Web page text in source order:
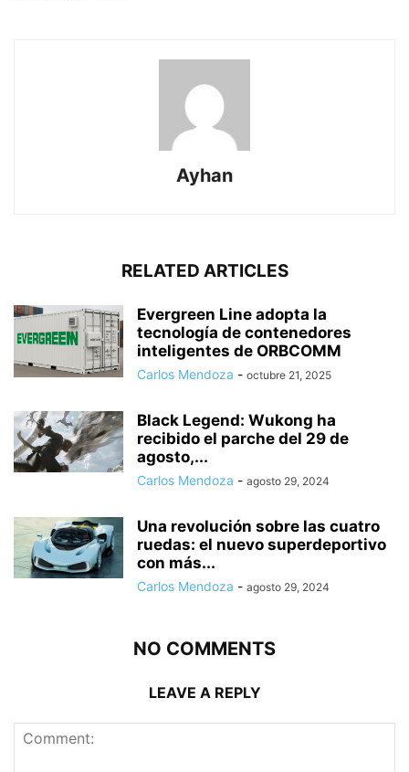
Ayhan
RELATED ARTICLES
Evergreen Line adopta la
tecnología de contenedores
inteligentes de ORBCOMM
Carlos Mendoza - octubre 21, 2025
Black Legend: Wukong ha
recibido el parche del 29 de
agosto,...
Carlos Mendoza - agosto 29, 2024
Una revolución sobre las cuatro
ruedas: el nuevo superdeportivo
con más...
Carlos Mendoza - agosto 29, 2024
NO COMMENTS
LEAVE A REPLY